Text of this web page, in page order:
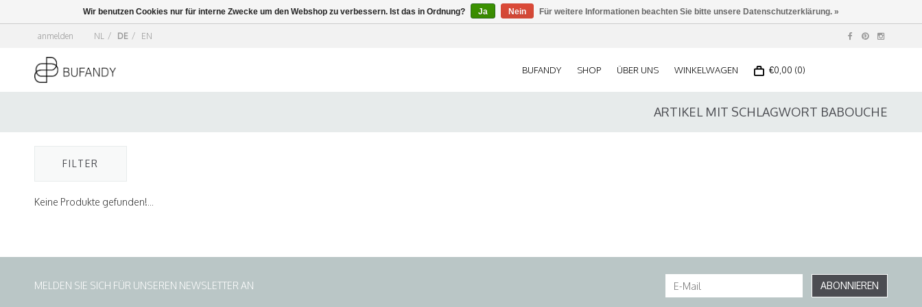
anmelden NL / DE / EN
BUFANDY SHOP ÜBER UNS WINKELWAGEN €0,00 (0)
ARTIKEL MIT SCHLAGWORT BABOUCHE
FILTER
Keine Produkte gefunden!...
MELDEN SIE SICH FÜR UNSEREN NEWSLETTER AN ABONNIEREN
Wir benutzen Cookies nur für interne Zwecke um den Webshop zu verbessern. Ist das in Ordnung? Ja Nein Für weitere Informationen beachten Sie bitte unsere Datenschutzerklärung. »